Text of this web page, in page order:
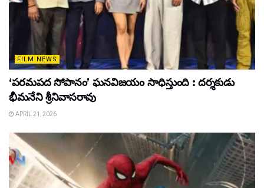
FILM NEWS
‘పరమపద సోపానం’ ఘనవిజయం సాధిస్తుంది : దర్శకుడు
భీమనేని శ్రీనివాసరావు
APRIL 21, 2026